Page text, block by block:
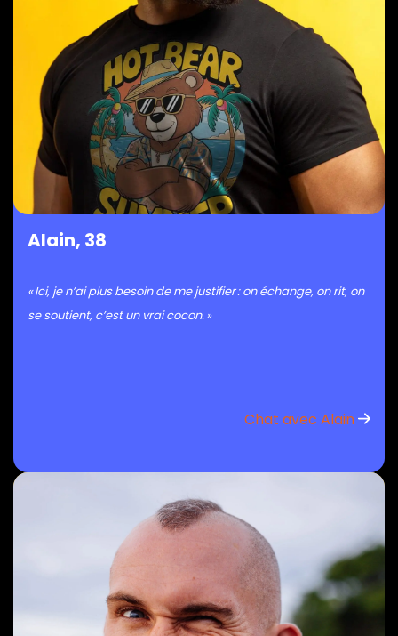
Alain, 38
« Ici, je n’ai plus besoin de me justifier : on échange, on rit, on
se soutient, c’est un vrai cocon. »
Chat avec Alain